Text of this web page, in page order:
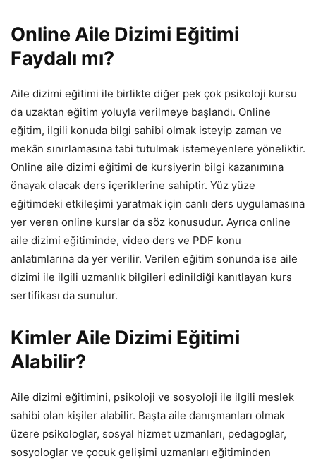
Online Aile Dizimi Eğitimi
Faydalı mı?
Aile dizimi eğitimi ile birlikte diğer pek çok psikoloji kursu
da uzaktan eğitim yoluyla verilmeye başlandı. Online
eğitim, ilgili konuda bilgi sahibi olmak isteyip zaman ve
mekân sınırlamasına tabi tutulmak istemeyenlere yöneliktir.
Online aile dizimi eğitimi de kursiyerin bilgi kazanımına
önayak olacak ders içeriklerine sahiptir. Yüz yüze
eğitimdeki etkileşimi yaratmak için canlı ders uygulamasına
yer veren online kurslar da söz konusudur. Ayrıca online
aile dizimi eğitiminde, video ders ve PDF konu
anlatımlarına da yer verilir. Verilen eğitim sonunda ise aile
dizimi ile ilgili uzmanlık bilgileri edinildiği kanıtlayan kurs
sertifikası da sunulur.
Kimler Aile Dizimi Eğitimi
Alabilir?
Aile dizimi eğitimini, psikoloji ve sosyoloji ile ilgili meslek
sahibi olan kişiler alabilir. Başta aile danışmanları olmak
üzere psikologlar, sosyal hizmet uzmanları, pedagoglar,
sosyologlar ve çocuk gelişimi uzmanları eğitiminden